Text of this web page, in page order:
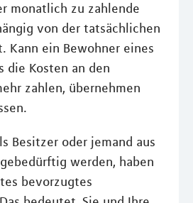
monatlich zu zahlende
von der tatsächlichen
Kann ein Bewohner eines
die Kosten an den
zahlen, übernehmen
Besitzer oder jemand aus
werden, haben
bevorzugtes